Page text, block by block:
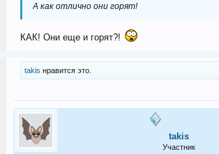
А как отлично они горят!
КАК! Они еще и горят?!
takis нравится это.
takis
Участник